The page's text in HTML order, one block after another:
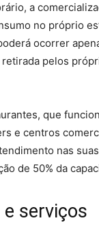
a
no próprio
ocorrer
pelos
que
e centros
nas
de 50% da
serviços